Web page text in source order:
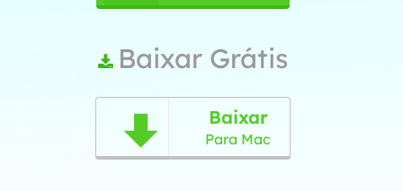
 Baixar Grátis
 Baixar
Para Mac